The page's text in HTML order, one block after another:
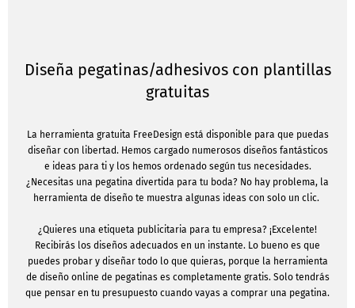
Diseña pegatinas/adhesivos con plantillas
gratuitas
La herramienta gratuita FreeDesign está disponible para que puedas
diseñar con libertad. Hemos cargado numerosos diseños fantásticos
e ideas para ti y los hemos ordenado según tus necesidades.
¿Necesitas una pegatina divertida para tu boda? No hay problema, la
herramienta de diseño te muestra algunas ideas con solo un clic.
¿Quieres una etiqueta publicitaria para tu empresa? ¡Excelente!
Recibirás los diseños adecuados en un instante. Lo bueno es que
puedes probar y diseñar todo lo que quieras, porque la herramienta
de diseño online de pegatinas es completamente gratis. Solo tendrás
que pensar en tu presupuesto cuando vayas a comprar una pegatina.